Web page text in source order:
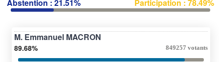
Abstention : 21.51% Participation : 78.49%
M. Emmanuel MACRON
89.68% 849257 votants